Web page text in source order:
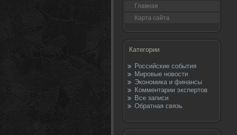
Главная
Карта сайта
Категории
Российские события
Мировые новости
Экономика и финансы
Комментарии экспертов
Все записи
Обратная связь